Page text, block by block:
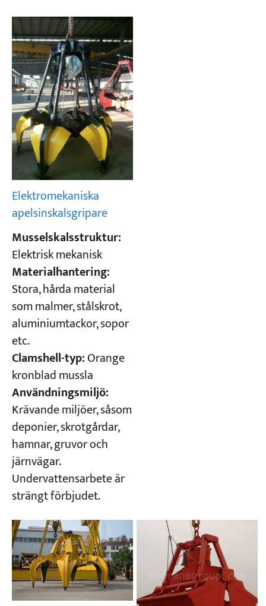
Elektromekaniska
apelsinskalsgripare
Musselskalsstruktur:
Elektrisk mekanisk
Materialhantering:
Stora, hårda material
som malmer, stålskrot,
aluminiumtackor, sopor
etc.
Clamshell-typ:Orange
kronblad mussla
Användningsmiljö:
Krävande miljöer, såsom
deponier, skrotgårdar,
hamnar, gruvor och
järnvägar.
Undervattensarbete är
strängt förbjudet.